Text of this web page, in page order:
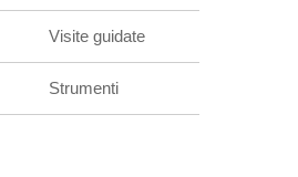
Visite guidate
Strumenti